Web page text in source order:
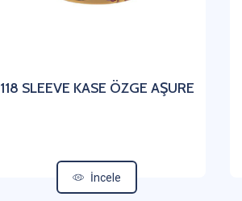
118 SLEEVE KASE ÖZGE AŞURE
İncele